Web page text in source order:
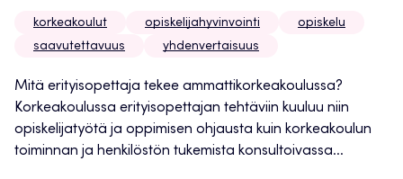
korkeakoulut opiskelijahyvinvointi
opiskelu
saavutettavuus
yhdenvertaisuus
Mitä erityisopettaja tekee ammattikorkeakoulussa?
Korkeakoulussa erityisopettajan tehtäviin kuuluu niin
opiskelijatyötä ja oppimisen ohjausta kuin korkeakoulun
toiminnan ja henkilöstön tukemista konsultoivassa...